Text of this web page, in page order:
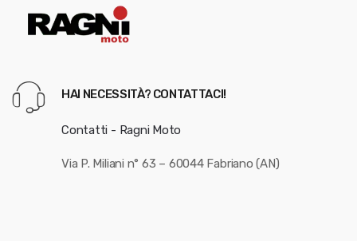
HAI NECESSITÀ? CONTATTACI!
Contatti - Ragni Moto
Via P. Miliani n° 63 – 60044 Fabriano (AN)